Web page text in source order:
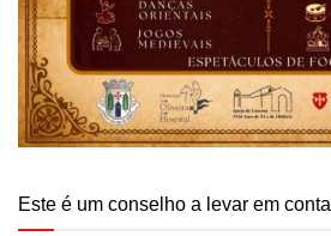
Este é um conselho a levar em conta